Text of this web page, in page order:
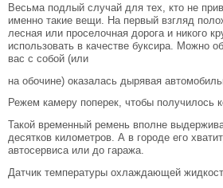
Весьма подлый случай для тех, кто не
именно такие вещи. На первый взгляд
лесная или проселочная дорога и никого
использовать в качестве буксира. Можно
вас с собой (или
на обочине) оказалась дырявая
Режем камеру поперек, чтобы получилось
Такой временный ремень вполне
десятков километров. А в городе его
автосервиса или до гаража.
Датчик температуры охлаждающей